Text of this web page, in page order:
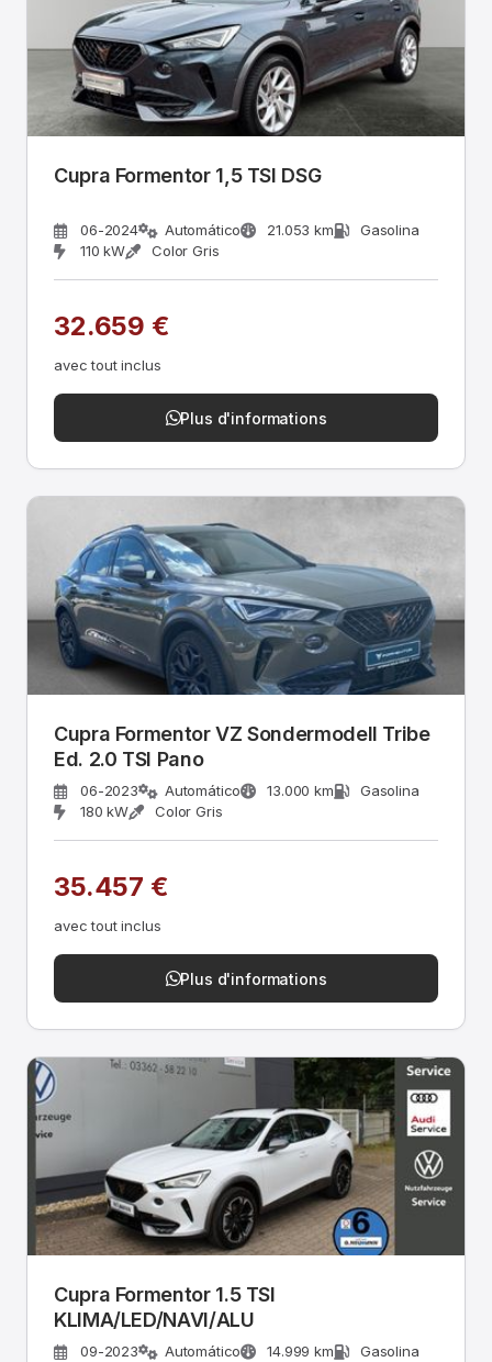
Cupra Formentor 1,5 TSI DSG
06-2024 Automático 21.053 km
Gasolina
110 kW
Color Gris
32.659 €
avec tout inclus
Plus d'informations
Cupra Formentor VZ Sondermodell Tribe
Ed. 2.0 TSI Pano
06-2023 Automático 13.000 km
Gasolina
180 kW
Color Gris
35.457 €
avec tout inclus
Plus d'informations
Cupra Formentor 1.5 TSI
KLIMA/LED/NAVI/ALU
09-2023 Automático 14.999 km
Gasolina